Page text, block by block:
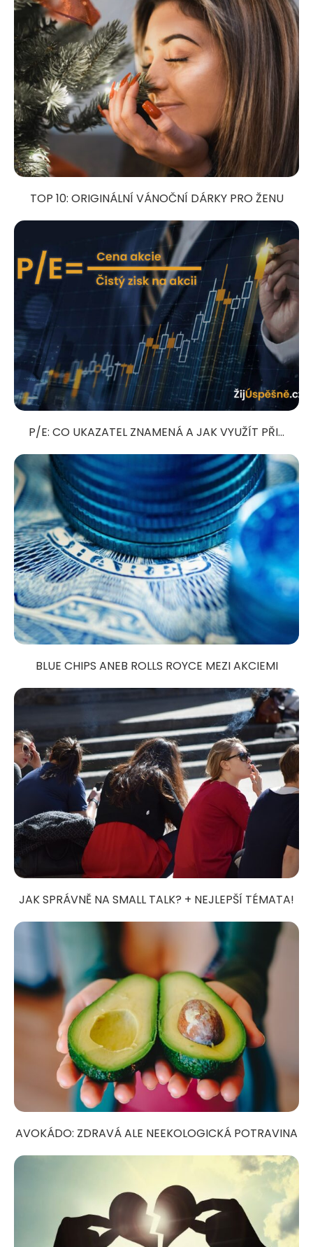
TOP 10: ORIGINÁLNÍ VÁNOČNÍ DÁRKY PRO ŽENU
P/E: CO UKAZATEL ZNAMENÁ A JAK VYUŽÍT PŘI...
BLUE CHIPS ANEB ROLLS ROYCE MEZI AKCIEMI
JAK SPRÁVNĚ NA SMALL TALK? + NEJLEPŠÍ TÉMATA!
AVOKÁDO: ZDRAVÁ ALE NEEKOLOGICKÁ POTRAVINA